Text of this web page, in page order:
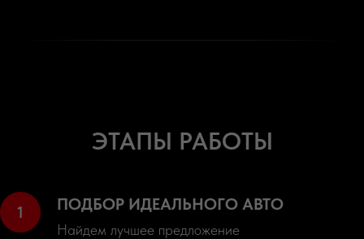
ЭТАПЫ РАБОТЫ
ПОДБОР ИДЕАЛЬНОГО АВТО
Найдем лучшее предложение